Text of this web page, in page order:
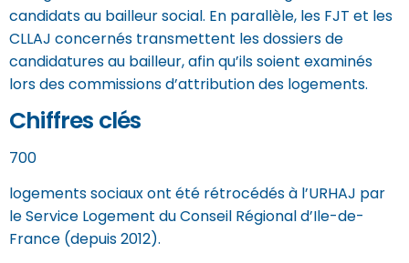
candidats au bailleur social. En parallèle, les FJT et les
CLLAJ concernés transmettent les dossiers de
candidatures au bailleur, afin qu’ils soient examinés
lors des commissions d’attribution des logements.
Chiffres clés
700
logements sociaux ont été rétrocédés à l’URHAJ par
le Service Logement du Conseil Régional d’Ile-de-
France (depuis 2012).